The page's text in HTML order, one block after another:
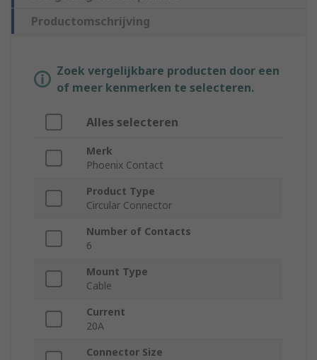
Productomschrijving
Zoek vergelijkbare producten door een
of meer kenmerken te selecteren.
Alles selecteren
Merk
Phoenix Contact
Product Type
Circular Connector
Number of Contacts
6
Mount Type
Cable
Current
20A
Connector Size